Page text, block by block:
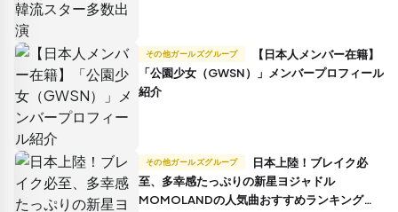
その他ガールズグループ
「公園少女（GWSN）」メンバープロフィール
紹介
その他ガールズグループ
至、多幸感たっぷりの新星ヨジャドル
MOMOLANDの人気曲おすすめランキング